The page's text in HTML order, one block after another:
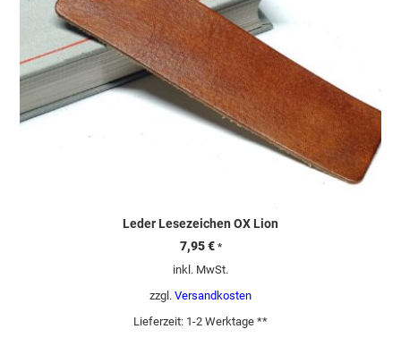
Leder Lesezeichen OX Lion
7,95€ *
inkl. MwSt.
zzgl. Versandkosten
Lieferzeit: 1-2 Werktage **